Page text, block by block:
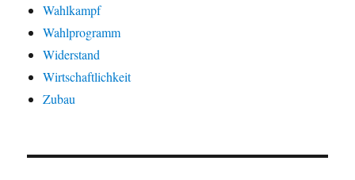
Wahlkampf
Wahlprogramm
Widerstand
Wirtschaftlichkeit
Zubau